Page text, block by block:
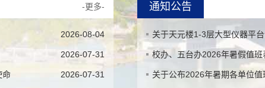
-更多-
2026-08-04
2026-07-31
2026-07-31
命
通知公告
关于天元楼1-3层大型仪器平
校办、五台办2026年暑假值班
关于公布2026年暑期各单位